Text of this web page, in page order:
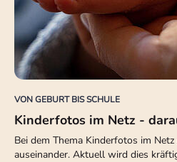
VON GEBURT BIS SCHULE
Kinderfotos im Netz -
Bei dem Thema Kinderfotos im
auseinander. Aktuell wird dies